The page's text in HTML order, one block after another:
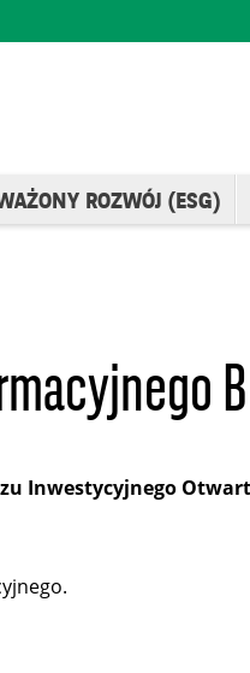
ROZWÓJ (ESG)
Inwestycyjnego